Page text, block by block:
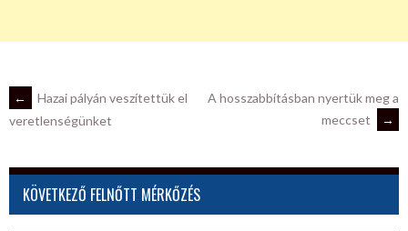
POST
NAVIGATION
←
Hazai pályán veszítettük el
veretlenségünket
A hosszabbításban nyertük meg a
meccset
→
KÖVETKEZŐ FELNŐTT MÉRKŐZÉS